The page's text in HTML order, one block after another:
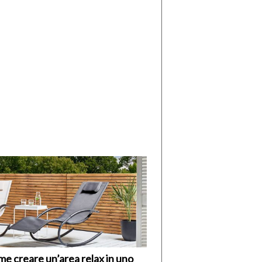
creare un’area relax in uno
di
I
Vespri